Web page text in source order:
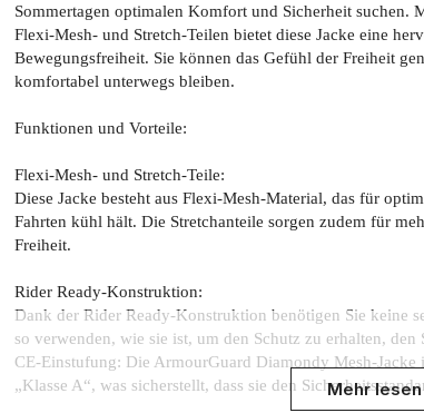
Sommertagen optimalen Komfort und Sicherheit suchen.
Flexi-Mesh- und Stretch-Teilen bietet diese Jacke eine
Bewegungsfreiheit. Sie können das Gefühl der Freiheit
komfortabel unterwegs bleiben.
Funktionen und Vorteile:
Flexi-Mesh- und Stretch-Teile:
Diese Jacke besteht aus Flexi-Mesh-Material, das für
Fahrten kühl hält. Die Stretchanteile sorgen zudem für
Freiheit.
Rider Ready-Konstruktion:
Dank der Rider Ready-Konstruktion benötigen Sie keine
so verwenden, wie sie ist, um den Schutz zu erhalten, den
CE-Einstufung: Die ArmourGuard Diamondy Mesh-
„Klasse A“, was sicherstellt, dass sie den
Mehr lesen